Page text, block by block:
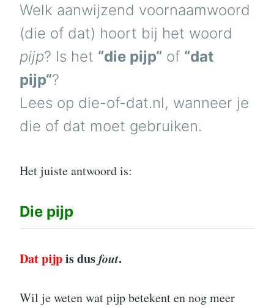
Welk aanwijzend voornaamwoord
(die of dat) hoort bij het woord
pijp? Is het “die pijp“ of “dat
pijp“?
Lees op die-of-dat.nl, wanneer je
die of dat moet gebruiken.
Het juiste antwoord is:
Die pijp
Dat pijpis dusfout.
Wil je weten wat pijp betekent en nog meer